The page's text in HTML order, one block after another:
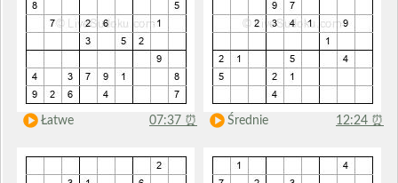
Łatwe 07:37 ⏰ Średnie 12:24 ⏰